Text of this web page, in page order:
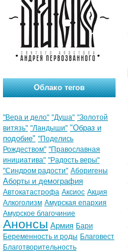
Облако тегов
"Вера и дело" "Душа" "Золотой
витязь" "Ландыши" "Образ и
подобие" "Поделись
Рождеством" "Православная
инициатива" "Радость веры"
"Синдром радости" Аборигены
Аборты и демография
Автокатастрофа Аксиос Акция
Алкоголизм Амурская епархия
Амурское благочиние
Анонсы Армия Бари
Беременность и роды Благовест
Благотворительность